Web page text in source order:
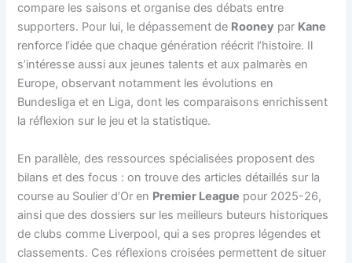
compare les saisons et organise des débats entre
supporters. Pour lui, le dépassement de Rooney par Kane
renforce l’idée que chaque génération réécrit l’histoire. Il
s’intéresse aussi aux jeunes talents et aux palmarès en
Europe, observant notamment les évolutions en
Bundesliga et en Liga, dont les comparaisons enrichissent
la réflexion sur le jeu et la statistique.
En parallèle, des ressources spécialisées proposent des
bilans et des focus : on trouve des articles détaillés sur la
course au Soulier d’Or en Premier League pour 2025-26,
ainsi que des dossiers sur les meilleurs buteurs historiques
de clubs comme Liverpool, qui a ses propres légendes et
classements. Ces réflexions croisées permettent de situer